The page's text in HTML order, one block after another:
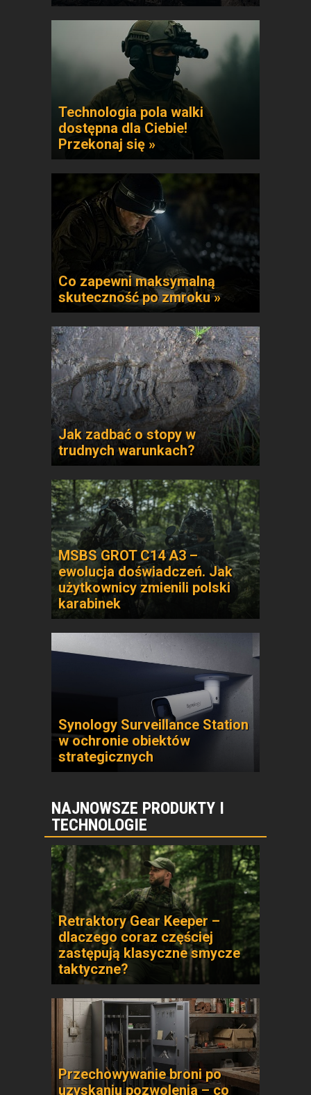
Technologia pola walki
dostępna dla Ciebie!
Przekonaj się »
Co zapewni maksymalną
skuteczność po zmroku »
Jak zadbać o stopy w
trudnych warunkach?
MSBS GROT C14 A3 –
ewolucja doświadczeń. Jak
użytkownicy zmienili polski
karabinek
Synology Surveillance Station
w ochronie obiektów
strategicznych
NAJNOWSZE PRODUKTY I
TECHNOLOGIE
Retraktory Gear Keeper –
dlaczego coraz częściej
zastępują klasyczne smycze
taktyczne?
Przechowywanie broni po
uzyskaniu pozwolenia – co